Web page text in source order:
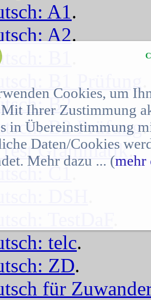
A1.
A2.
B1
B2.
B2 Prüfung.
Grammatik.
C1.
telc.
ZD.
für
Cookies, um
Ihrer Zustimmung
in Übereinstimmung
Daten/Cookies
Mehr dazu ... (mehr